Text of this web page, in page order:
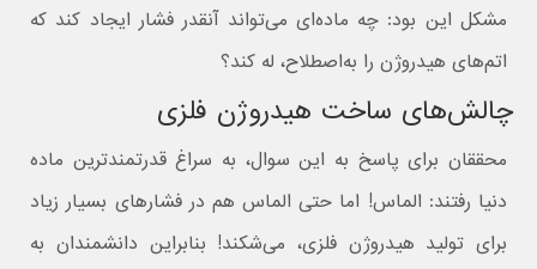
مشکل این بود: چه ماده‌ای می‌تواند آنقدر فشار ایجاد کند که
اتم‌های هیدروژن را به‌اصطلاح، له کند؟
چالش‌های ساخت هیدروژن فلزی
محققان برای پاسخ به این سوال، به سراغ قدرتمندترین ماده
دنیا رفتند: الماس! اما حتی الماس هم در فشارهای بسیار زیاد
برای تولید هیدروژن فلزی، می‌شکند! بنابراین دانشمندان به